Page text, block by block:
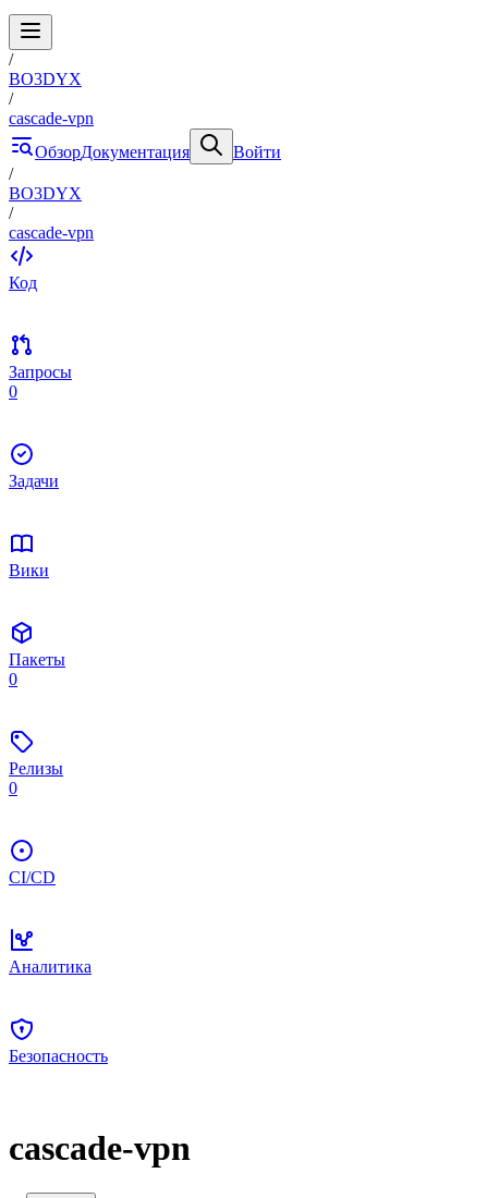
/
BO3DYX
/
cascade-vpn
ОбзорДокументация
Войти
/
BO3DYX
/
cascade-vpn
Код
Запросы
0
Задачи
Вики
Пакеты
0
Релизы
0
CI/CD
Аналитика
Безопасность
cascade-vpn